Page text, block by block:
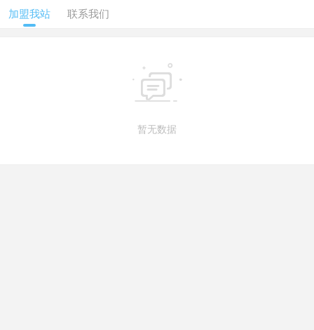
加盟我站 联系我们

暂无数据